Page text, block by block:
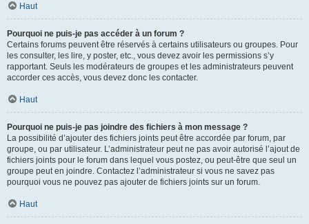
Haut
Pourquoi ne puis-je pas accéder à un forum ?
Certains forums peuvent être réservés à certains utilisateurs ou groupes. Pour
les consulter, les lire, y poster, etc., vous devez avoir les permissions s’y
rapportant. Seuls les modérateurs de groupes et les administrateurs peuvent
accorder ces accès, vous devez donc les contacter.
Haut
Pourquoi ne puis-je pas joindre des fichiers à mon message ?
La possibilité d’ajouter des fichiers joints peut être accordée par forum, par
groupe, ou par utilisateur. L’administrateur peut ne pas avoir autorisé l’ajout de
fichiers joints pour le forum dans lequel vous postez, ou peut-être que seul un
groupe peut en joindre. Contactez l’administrateur si vous ne savez pas
pourquoi vous ne pouvez pas ajouter de fichiers joints sur un forum.
Haut